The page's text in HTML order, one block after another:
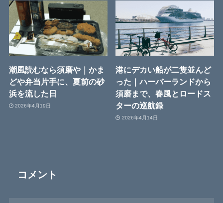
潮風読むなら須磨や｜かま
どや弁当片手に、夏前の砂
浜を流した日
2026年4月19日
港にデカい船が二隻並んど
った｜ハーバーランドから
須磨まで、春風とロードス
ターの巡航録
2026年4月14日
コメント